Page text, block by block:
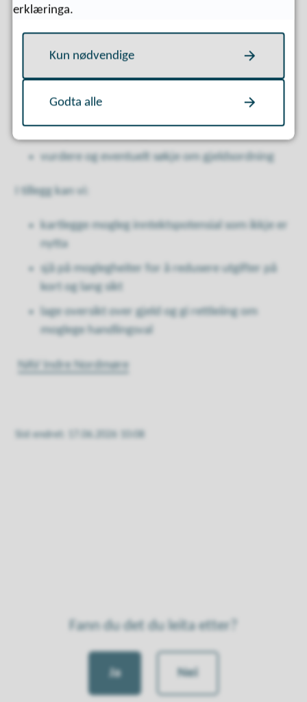
kreditorar
vurdere og eventuelt søkje om gjeldsordning
I tillegg kan vi:
kartlegge mogleg inntektspotensial som ikkje er
nytta
sjå på moglegheiter for å redusere utgifter på
kort og lang sikt
lage oversikt over gjeld og gi rettleiing om
moglege handlingsval
NAV Indre Nordmøre
Sist endret 17.06.2026 10:08
Fann du det du leita etter?
Ja Nei
erklæringa.
Kun nødvendige
Godta alle